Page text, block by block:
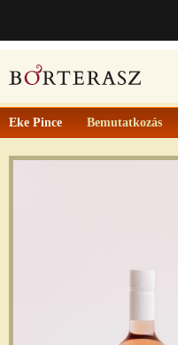
Eke Pince Bemutatkozás